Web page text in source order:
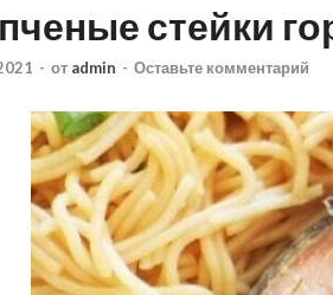
стейки
- от admin - Оставьте комментарий